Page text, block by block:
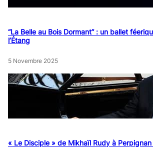
“La Belle au Bois Dormant” : un ballet
l’Étang
5 Novembre 2025
« Le Disciple » de Mikhaïl Rudy à